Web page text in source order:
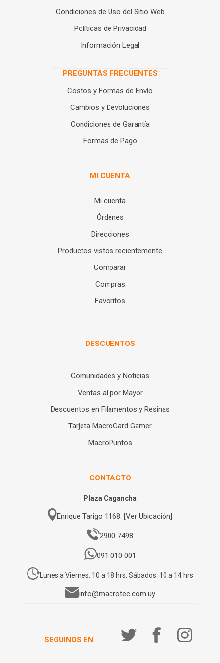
Condiciones de Uso del Sitio Web
Políticas de Privacidad
Información Legal
PREGUNTAS FRECUENTES
Costos y Formas de Envío
Cambios y Devoluciones
Condiciones de Garantía
Formas de Pago
MI CUENTA
Mi cuenta
Órdenes
Direcciones
Productos vistos recientemente
Comparar
Compras
Favoritos
DESCUENTOS
Comunidades y Noticias
Ventas al por Mayor
Descuentos en Filamentos y Resinas
Tarjeta MacroCard Gamer
MacroPuntos
CONTACTO
Plaza Cagancha
Enrique Tarigo 1168. [Ver Ubicación]
2900 7498
091 010 001
Lunes a Viernes: 10 a 18 hrs. Sábados: 10 a 14 hrs
info@macrotec.com.uy
SEGUINOS EN